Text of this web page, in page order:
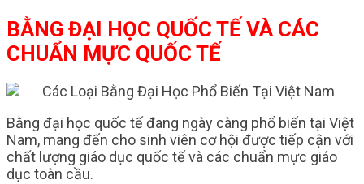
BẰNG ĐẠI HỌC QUỐC TẾ VÀ CÁC
CHUẨN MỰC QUỐC TẾ
Bằng đại học quốc tế đang ngày càng phổ biến tại Việt
Nam, mang đến cho sinh viên cơ hội được tiếp cận với
chất lượng giáo dục quốc tế và các chuẩn mực giáo
dục toàn cầu.